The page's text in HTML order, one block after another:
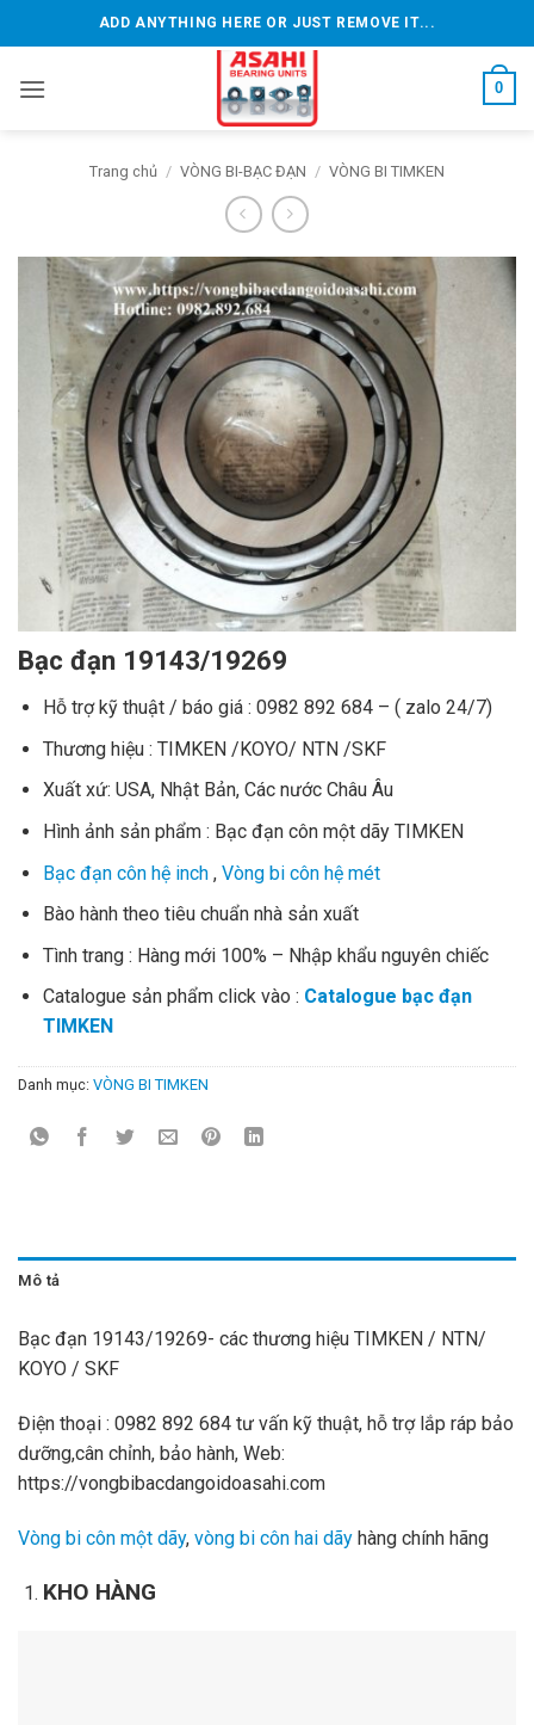
qua
dung
ADD ANYTHING HERE OR JUST REMOVE IT...
0
Trang chủ / VÒNG BI-BẠC ĐẠN / VÒNG BI TIMKEN
Bạc đạn 19143/19269
Hỗ trợ kỹ thuật / báo giá : 0982 892 684 – ( zalo 24/7)
Thương hiệu : TIMKEN /KOYO/ NTN /SKF
Xuất xứ: USA, Nhật Bản, Các nước Châu Âu
Hình ảnh sản phẩm : Bạc đạn côn một dãy TIMKEN
Bạc đạn côn hệ inch, Vòng bi côn hệ mét
Bào hành theo tiêu chuẩn nhà sản xuất
Tình trang : Hàng mới 100% – Nhập khẩu nguyên chiếc
Catalogue sản phẩm click vào : Catalogue bạc đạn
TIMKEN
Danh mục: VÒNG BI TIMKEN
Mô tả
Bạc đạn 19143/19269- các thương hiệu TIMKEN / NTN/
KOYO / SKF
Điện thoại : 0982 892 684 tư vấn kỹ thuật, hỗ trợ lắp ráp bảo
dưỡng,cân chỉnh, bảo hành, Web:
https://vongbibacdangoidoasahi.com
Vòng bi côn một dãy, vòng bi côn hai dãy hàng chính hãng
KHO HÀNG